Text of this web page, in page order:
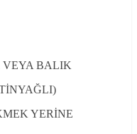
VEYA BALIK
YERİNE